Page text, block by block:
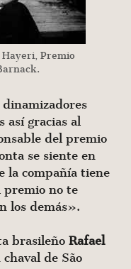
Premio
así gracias al
del premio
se siente en
la compañía tiene
premio no te
los demás».
brasileño Rafael
de São